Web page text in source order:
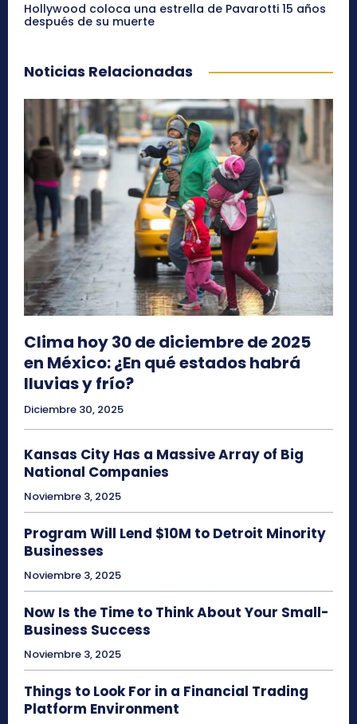
Hollywood coloca una estrella de Pavarotti 15 años
después de su muerte
Noticias Relacionadas
Clima hoy 30 de diciembre de 2025
en México: ¿En qué estados habrá
lluvias y frío?
Diciembre 30, 2025
Kansas City Has a Massive Array of Big
National Companies
Noviembre 3, 2025
Program Will Lend $10M to Detroit Minority
Businesses
Noviembre 3, 2025
Now Is the Time to Think About Your Small-
Business Success
Noviembre 3, 2025
Things to Look For in a Financial Trading
Platform Environment